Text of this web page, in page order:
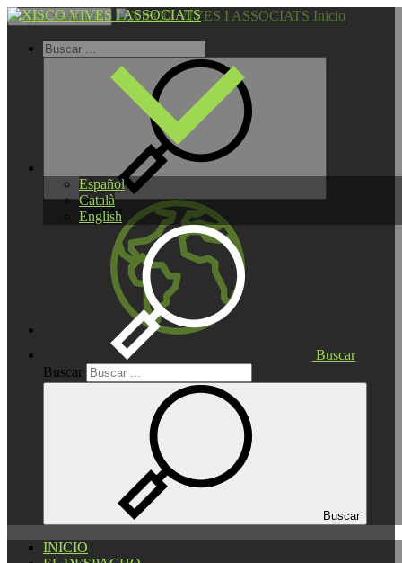
Español
Català
English
Buscar
Buscar
Buscar
INICIO
Toggle navigation Inicio
INICIO